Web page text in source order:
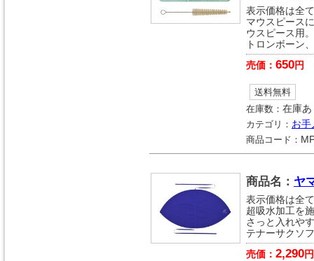
表示価格は全
マウスピース
ウスピース用。
トロンボーン
売価： 650 円
送料無料
在庫数： 在庫あ
カテゴリ： お手
商品コード：
商品名： ヤ
表示価格は全
超吸水加工を
さっと入れや
テナーサクソ
売価： 2,290 円